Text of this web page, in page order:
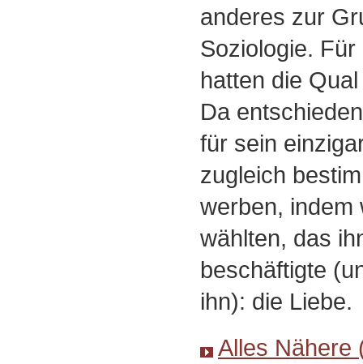
anderes zur
Soziologie.
hatten die
Da
für sein
zugleich
werben, indem
wählten, das
beschäftigte
ihn): die Liebe.
Alles Nähere